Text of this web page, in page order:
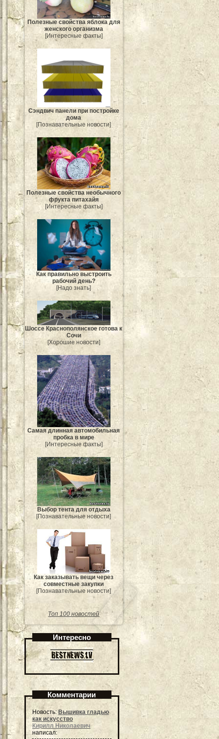
Полезные свойства яблока для
женского организма
[Интересные факты]
Сэндвич панели при постройке
дома
[Познавательные новости]
Полезные свойства необычного
фрукта питахайя
[Интересные факты]
Как правильно выстроить
рабочий день?
[Надо знать]
Шоссе Краснополянское готова к
Сочи
[Хорошие новости]
Самая длинная автомобильная
пробка в мире
[Интересные факты]
Выбор тента для отдыха
[Познавательные новости]
Как заказывать вещи через
совместные закупки
[Познавательные новости]
Топ 100 новостей
Интересно
Комментарии
Новость: Вышивка гладью
как искусство
Кирилл Николаевич
написал: